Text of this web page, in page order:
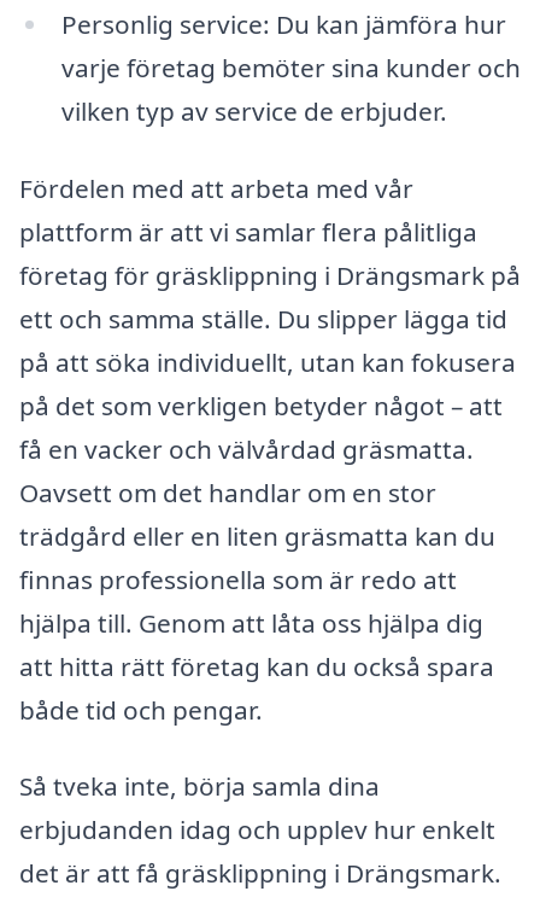
Personlig service: Du kan jämföra hur
varje företag bemöter sina kunder och
vilken typ av service de erbjuder.
Fördelen med att arbeta med vår
plattform är att vi samlar flera pålitliga
företag för gräsklippning i Drängsmark på
ett och samma ställe. Du slipper lägga tid
på att söka individuellt, utan kan fokusera
på det som verkligen betyder något – att
få en vacker och välvårdad gräsmatta.
Oavsett om det handlar om en stor
trädgård eller en liten gräsmatta kan du
finnas professionella som är redo att
hjälpa till. Genom att låta oss hjälpa dig
att hitta rätt företag kan du också spara
både tid och pengar.
Så tveka inte, börja samla dina
erbjudanden idag och upplev hur enkelt
det är att få gräsklippning i Drängsmark.